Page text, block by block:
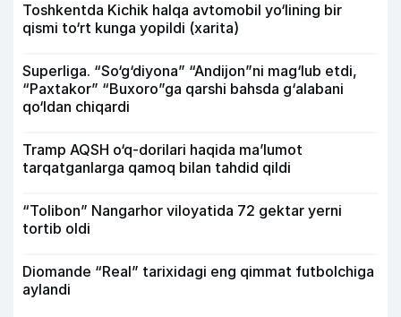
Toshkentda Kichik halqa avtomobil yo‘lining bir
qismi to‘rt kunga yopildi (xarita)
Superliga. “So‘g‘diyona” “Andijon”ni mag‘lub etdi,
“Paxtakor” “Buxoro”ga qarshi bahsda g‘alabani
qo‘ldan chiqardi
Tramp AQSH o‘q-dorilari haqida ma’lumot
tarqatganlarga qamoq bilan tahdid qildi
“Tolibon” Nangarhor viloyatida 72 gektar yerni
tortib oldi
Diomande “Real” tarixidagi eng qimmat futbolchiga
aylandi